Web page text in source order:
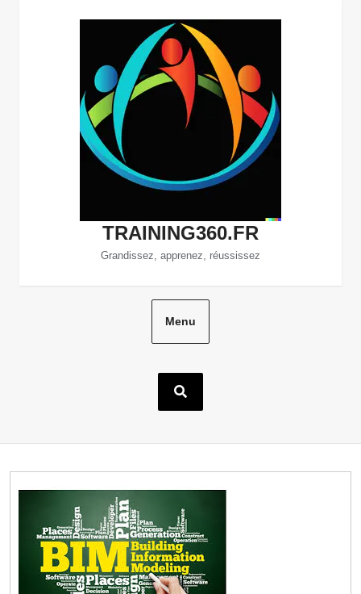
TRAINING360.FR
Grandissez, apprenez, réussissez
Menu